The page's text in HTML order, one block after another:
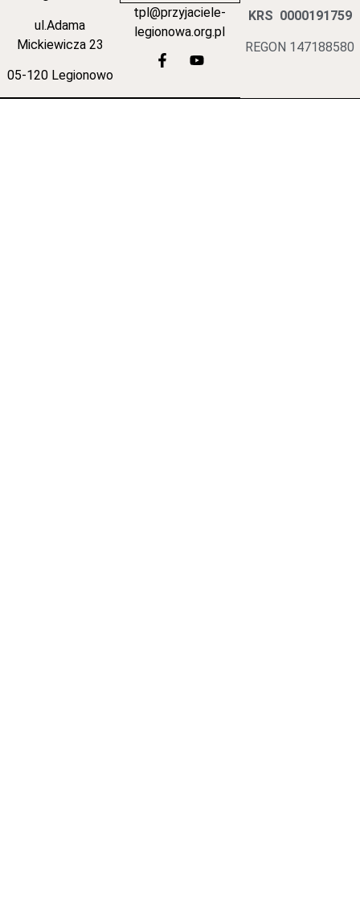
ul.Adama
Mickiewicza 23
05-120 Legionowo
tpl@przyjaciele-
legionowa.org.pl
KRS 0000191759
REGON 147188580